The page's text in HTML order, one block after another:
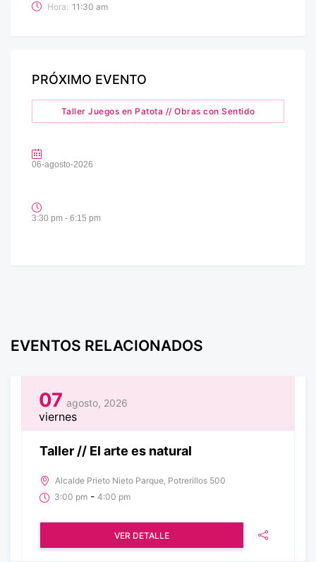
Hora: 11:30 am
PRÓXIMO EVENTO
Taller Juegos en Patota // Obras con Sentido
06-agosto-2026
3:30 pm - 6:15 pm
EVENTOS RELACIONADOS
07 agosto, 2026
viernes
Taller // El arte es natural
Alcalde Prieto Nieto Parque, Potrerillos 500
3:00 pm - 4:00 pm
VER DETALLE